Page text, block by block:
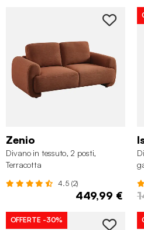
Zenio
Divano in tessuto, 2 posti,
Terracotta
4.5 (2)
449,99 €
OFFERTE -30%